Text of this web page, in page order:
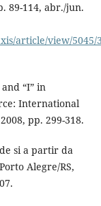
89-114, abr./jun.
article/view/5045/
“I” in
International
pp. 299-318.
si a partir da
Alegre/RS,